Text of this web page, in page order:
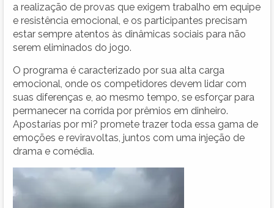
a realização de provas que exigem trabalho em equipe
e resistência emocional, e os participantes precisam
estar sempre atentos às dinâmicas sociais para não
serem eliminados do jogo.
O programa é caracterizado por sua alta carga
emocional, onde os competidores devem lidar com
suas diferenças e, ao mesmo tempo, se esforçar para
permanecer na corrida por prêmios em dinheiro.
Apostarías por mi? promete trazer toda essa gama de
emoções e reviravoltas, juntos com uma injeção de
drama e comédia.